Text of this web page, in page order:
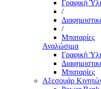
Γραφική
/
/
Μπαταρίες
Αναλώσιμα
Γραφική
Μπαταρίες
Αξεσουάρ